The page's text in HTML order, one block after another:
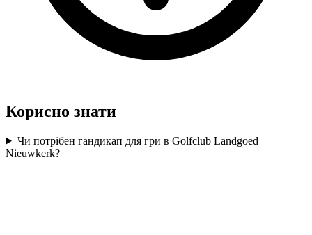
Корисно знати
Чи потрібен гандикап для гри в Golfclub Landgoed
Nieuwkerk?